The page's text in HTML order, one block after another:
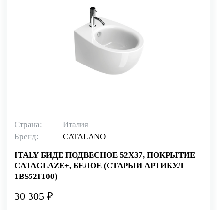
Страна:
Италия
Бренд:
CATALANO
ITALY БИДЕ ПОДВЕСНОЕ 52Х37, ПОКРЫТИЕ
CATAGLAZE+, БЕЛОЕ (СТАРЫЙ АРТИКУЛ
1BS52IT00)
30 305 ₽